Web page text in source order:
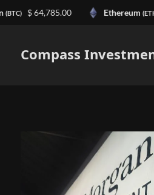
Compass
(BTC) $ 64,785.00 Ethereum